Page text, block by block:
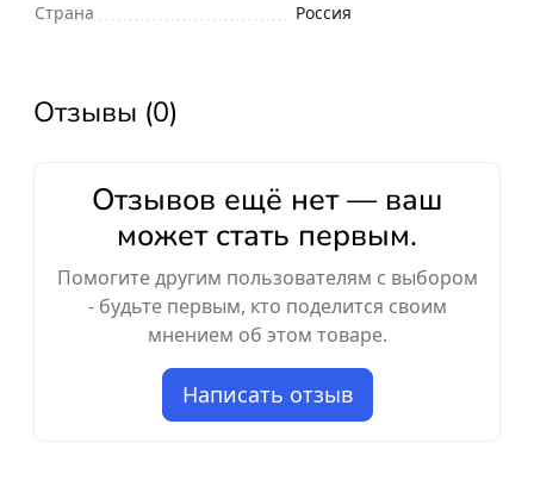
Страна
Россия
Отзывы (0)
Отзывов ещё нет — ваш
может стать первым.
Помогите другим пользователям с выбором
- будьте первым, кто поделится своим
мнением об этом товаре.
Написать отзыв